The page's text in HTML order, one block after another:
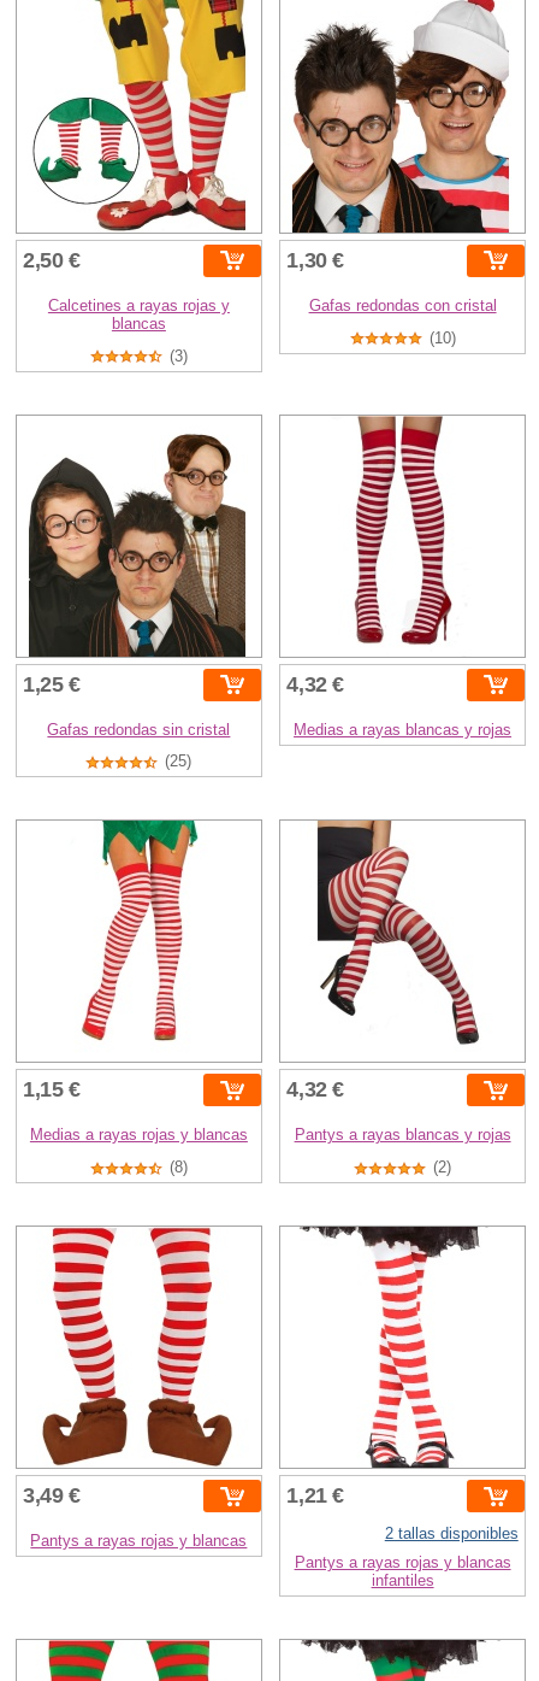
2,50 €
Calcetines a rayas rojas y
blancas
(3)
1,30 €
Gafas redondas con cristal
(10)
1,25 €
Gafas redondas sin cristal
(25)
4,32 €
Medias a rayas blancas y rojas
1,15 €
Medias a rayas rojas y blancas
(8)
4,32 €
Pantys a rayas blancas y rojas
(2)
3,49 €
Pantys a rayas rojas y blancas
1,21 €
2 tallas disponibles
Pantys a rayas rojas y blancas
infantiles